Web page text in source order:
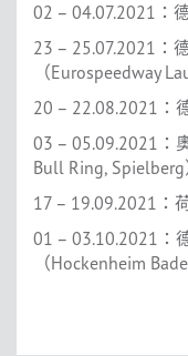
02 – 04.07.2021：
23 – 25.07.2021：
（Eurospeedway
20 – 22.08.2021：
03 – 05.09.2021：
Bull Ring, Spielberg
17 – 19.09.2021：
01 – 03.10.2021：
（Hockenheim